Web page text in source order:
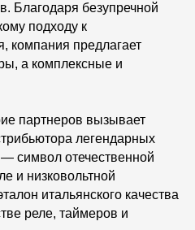
Благодаря безупречной
подходу к
предлагает
а комплексные и
партнеров вызывает
легендарных
— символ отечественной
и низковольтной
итальянского качества
реле, таймеров и